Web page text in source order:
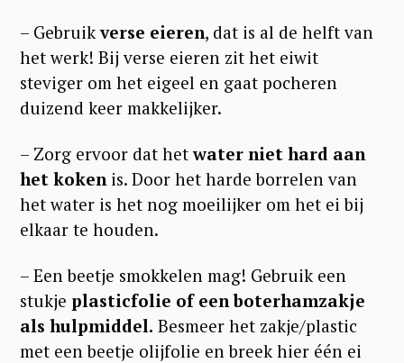
– Gebruikverse eieren, dat is al de helft van
het werk! Bij verse eieren zit het eiwit
steviger om het eigeel en gaat pocheren
duizend keer makkelijker.
– Zorg ervoor dat hetwater niet hard aan
het koken is. Door het harde borrelen van
het water is het nog moeilijker om het ei bij
elkaar te houden.
– Een beetje smokkelen mag! Gebruik een
stukje plasticfolie of een boterhamzakje
als hulpmiddel. Besmeer het zakje/plastic
met een beetje olijfolie en breek hier één ei